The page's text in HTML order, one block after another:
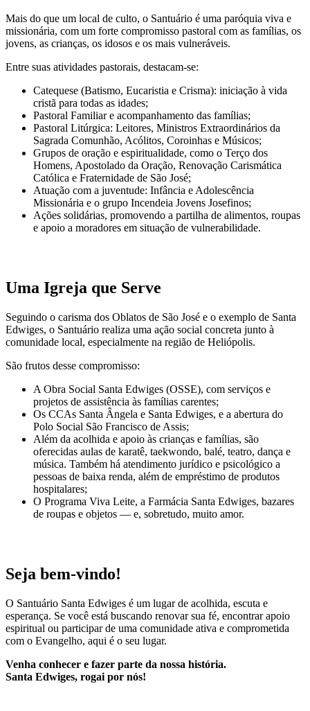
Mais do que um local de culto, o Santuário é uma paróquia viva e
missionária, com um forte compromisso pastoral com as famílias, os
jovens, as crianças, os idosos e os mais vulneráveis.
Entre suas atividades pastorais, destacam-se:
Catequese (Batismo, Eucaristia e Crisma): iniciação à vida
cristã para todas as idades;
Pastoral Familiar e acompanhamento das famílias;
Pastoral Litúrgica: Leitores, Ministros Extraordinários da
Sagrada Comunhão, Acólitos, Coroinhas e Músicos;
Grupos de oração e espiritualidade, como o Terço dos
Homens, Apostolado da Oração, Renovação Carismática
Católica e Fraternidade de São José;
Atuação com a juventude: Infância e Adolescência
Missionária e o grupo Incendeia Jovens Josefinos;
Ações solidárias, promovendo a partilha de alimentos, roupas
e apoio a moradores em situação de vulnerabilidade.
Uma Igreja que Serve
Seguindo o carisma dos Oblatos de São José e o exemplo de Santa
Edwiges, o Santuário realiza uma ação social concreta junto à
comunidade local, especialmente na região de Heliópolis.
São frutos desse compromisso:
A Obra Social Santa Edwiges (OSSE), com serviços e
projetos de assistência às famílias carentes;
Os CCAs Santa Ângela e Santa Edwiges, e a abertura do
Polo Social São Francisco de Assis;
Além da acolhida e apoio às crianças e famílias, são
oferecidas aulas de karatê, taekwondo, balé, teatro, dança e
música. Também há atendimento jurídico e psicológico a
pessoas de baixa renda, além de empréstimo de produtos
hospitalares;
O Programa Viva Leite, a Farmácia Santa Edwiges, bazares
de roupas e objetos — e, sobretudo, muito amor.
Seja bem-vindo!
O Santuário Santa Edwiges é um lugar de acolhida, escuta e
esperança. Se você está buscando renovar sua fé, encontrar apoio
espiritual ou participar de uma comunidade ativa e comprometida
com o Evangelho, aqui é o seu lugar.
Venha conhecer e fazer parte da nossa história.
Santa Edwiges, rogai por nós!